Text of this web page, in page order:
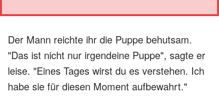
Der Mann reichte ihr die Puppe behutsam.
"Das ist nicht nur irgendeine Puppe", sagte er
leise. "Eines Tages wirst du es verstehen. Ich
habe sie für diesen Moment aufbewahrt."